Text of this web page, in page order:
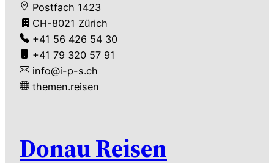
Postfach 1423
CH-8021 Zürich
+41 56 426 54 30
+41 79 320 57 91
info@i-p-s.ch
themen.reisen
Donau Reisen